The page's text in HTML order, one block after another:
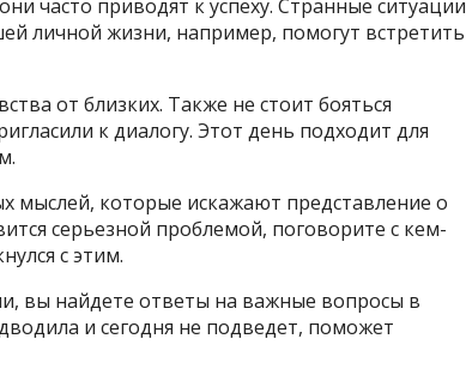
часто приводят к успеху. Странные ситуации
личной жизни, например, помогут встретить
от близких. Также не стоит бояться
к диалогу. Этот день подходит для
мыслей, которые искажают представление о
серьезной проблемой, поговорите с кем-
с этим.
вы найдете ответы на важные вопросы в
и сегодня не подведет, поможет